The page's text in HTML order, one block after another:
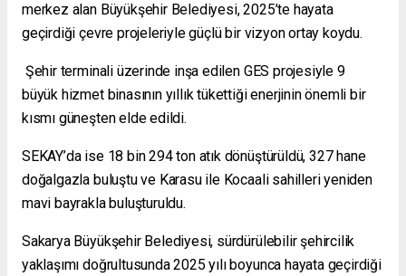
merkez alan Büyükşehir Belediyesi, 2025’te hayata
geçirdiği çevre projeleriyle güçlü bir vizyon ortay koydu.
Şehir terminali üzerinde inşa edilen GES projesiyle 9
büyük hizmet binasının yıllık tükettiği enerjinin önemli bir
kısmı güneşten elde edildi.
SEKAY’da ise 18 bin 294 ton atık dönüştürüldü, 327 hane
doğalgazla buluştu ve Karasu ile Kocaali sahilleri yeniden
mavi bayrakla buluşturuldu.
Sakarya Büyükşehir Belediyesi, sürdürülebilir şehircilik
yaklaşımı doğrultusunda 2025 yılı boyunca hayata geçirdiği